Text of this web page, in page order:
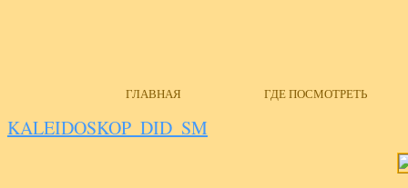
ГЛАВНАЯ ГДЕ ПОСМОТРЕТЬ
KALEIDOSKOP_DID_SM